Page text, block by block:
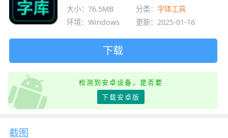
大小：76.5MB 分类： 字体工具
环境：Windows
更新：2025-01-16
下载
检测到安卓设备，是否要
下载安卓版
截图